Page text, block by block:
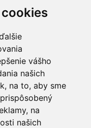
vášho
našich
na to, aby sme
na
našich